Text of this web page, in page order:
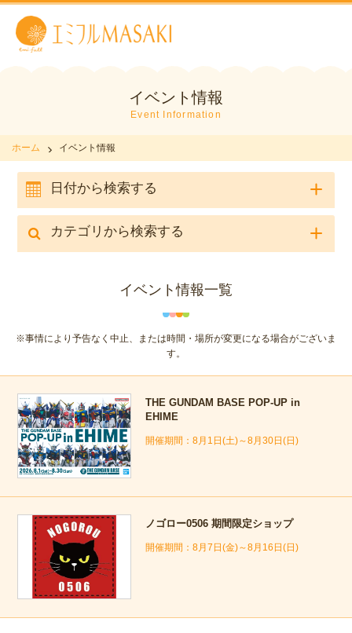
イベント情報
Event Information
ホーム イベント情報
日付から検索する
カテゴリから検索する
イベント情報一覧
※事情により予告なく中止、または時間・場所が変更になる場合がございま
す。
THE GUNDAM BASE POP-UP in
EHIME
8月1日(土)～8月30日(日)
ノゴロー0506 期間限定ショップ
8月7日(金)～8月16日(日)